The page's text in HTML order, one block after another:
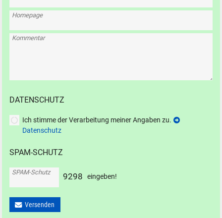
Homepage
Kommentar
DATENSCHUTZ
Ich stimme der Verarbeitung meiner Angaben zu.
Datenschutz
SPAM-SCHUTZ
SPAM-Schutz 9298 eingeben!
Versenden